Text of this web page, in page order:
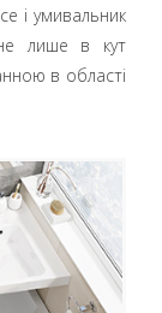
і умивальник
лише в кут
в області